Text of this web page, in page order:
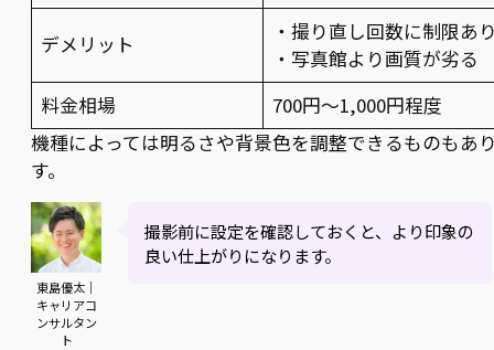
デメリット
・撮り直し回数に制限あ
・写真館より画質が劣る
料金相場
700円〜1,000円程度
機種によっては明るさや背景色を調整できるものもあ
す。
東島優太｜
キャリアコ
ンサルタン
ト
撮影前に設定を確認しておくと、より印象の
良い仕上がりになります。